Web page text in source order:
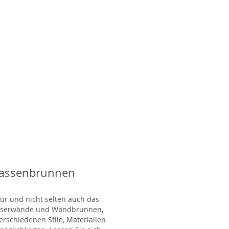
und nicht selten auch das
und Wandbrunnen,
Stile, Materialien